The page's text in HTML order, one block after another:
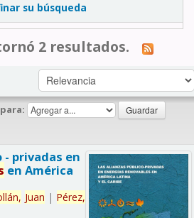
su búsqueda
2 resultados.
- privadas en
en América
Juan | Pérez,